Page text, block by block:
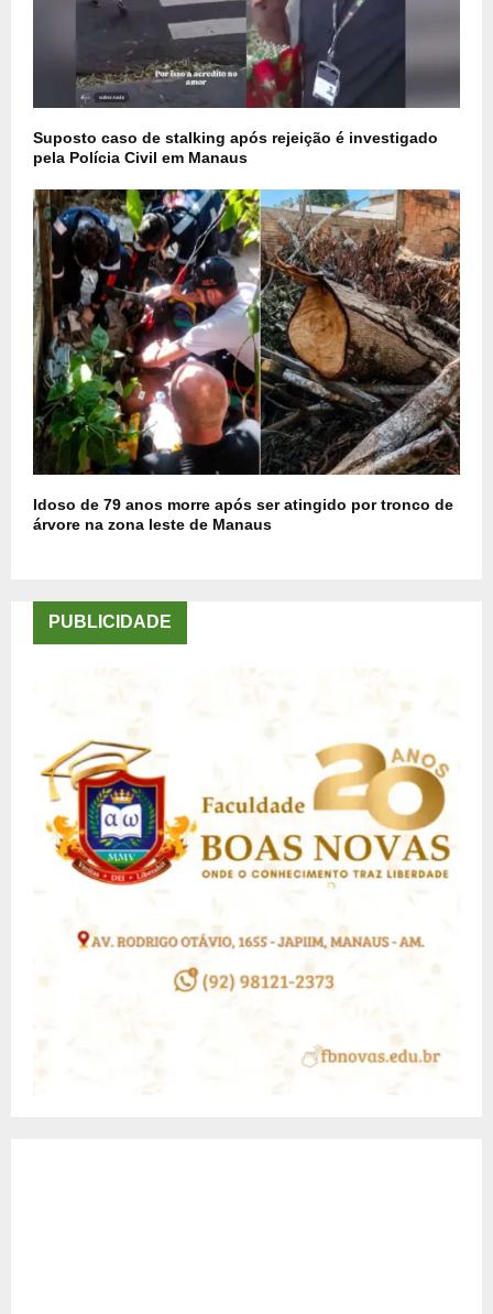
Suposto caso de stalking após rejeição é investigado
pela Polícia Civil em Manaus
Idoso de 79 anos morre após ser atingido por tronco de
árvore na zona leste de Manaus
PUBLICIDADE